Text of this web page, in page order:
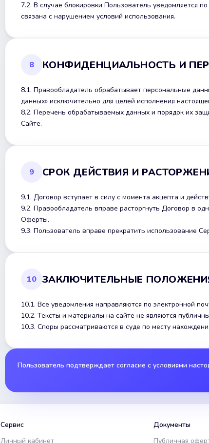
7.2. В случае блокировки Пользователь уведомляется
связана с нарушением условий использования.
8 КОНФИДЕНЦИАЛЬНОСТЬ И
8.1. Правообладатель обрабатывает персональные
данных» исключительно для целей исполнения
8.2. Перечень обрабатываемых данных и порядок их
Сайте.
9 СРОК ДЕЙСТВИЯ И
9.1. Договор вступает в силу с момента акцепта и
9.2. Правообладатель вправе расторгнуть Договор в
Оферты.
9.3. Пользователь вправе прекратить использование
10 ЗАКЛЮЧИТЕЛЬНЫЕ
10.1. Все уведомления направляются по электронной
10.2. Тексты и материалы на сайте не являются
10.3. Споры рассматриваются в суде по месту
Пользователь подтверждает согласие с условиями
Сервис
Личный кабинет
Документы
Публичная